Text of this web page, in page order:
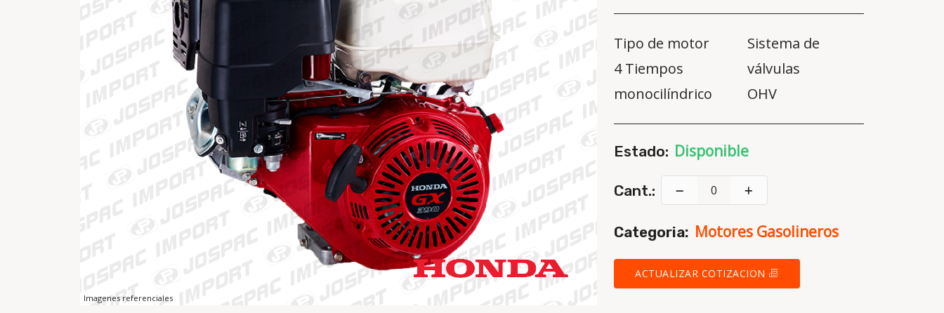
Imagenes referenciales
Tipo de motor
4 Tiempos
monocilíndrico
Sistema de
válvulas
OHV
Estado: Disponible
Cant.:
Categoria: Motores Gasolineros
ACTUALIZAR COTIZACION